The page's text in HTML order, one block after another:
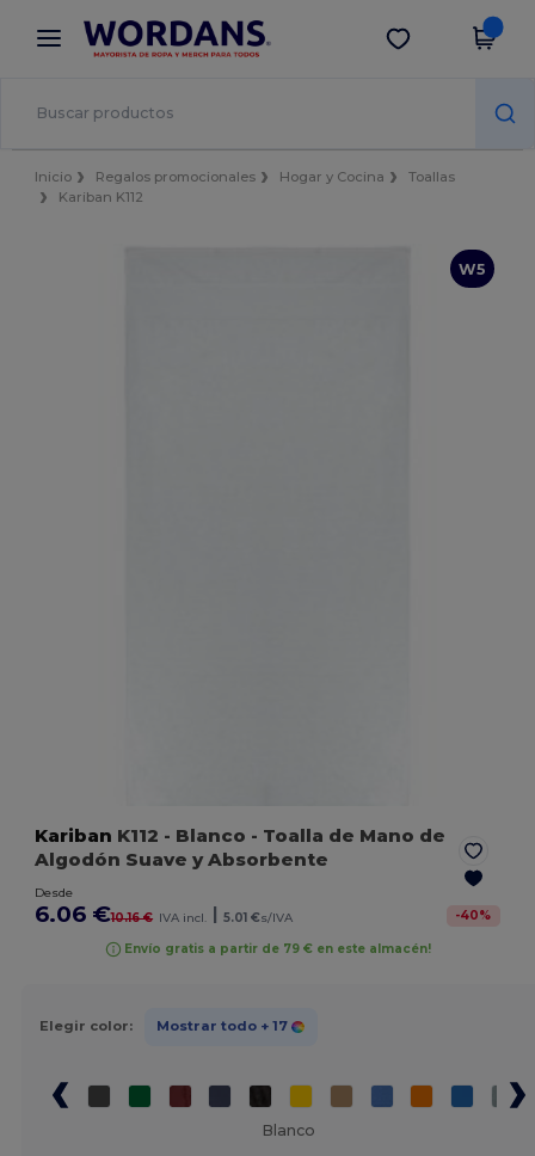
× App de Wordans
¡Mejores precios en app!
Descargar app
Inicio Regalos promocionales Hogar y Cocina
Toallas
Kariban K112
W5
Kariban K112 - Blanco - Toalla de Mano de
Algodón Suave y Absorbente
Desde
6.06 €10.16 € IVA incl. | 5.01 €s/IVA -40%
Envío gratis a partir de 79 € en este almacén!
Elegir color: Mostrar todo + 17
Blanco